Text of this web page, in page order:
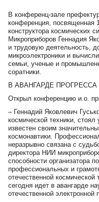
В конференц-зале
конференция, посвященная
конструктора космических
Микроприборов Геннадия
и трудовую деятельность,
микроэлектроники и
семьи, ученые и
соратники.
В АВАНГАРДЕ ПРОГРЕССА
Открыл конференцию и.о.
– Геннадий Яковлевич
космической техники, стоял
известен своим
космонавтики.
неразрывно связана с
директора НИИ
способности организатора
профессиональных и
отечественной
сегодня идет в авангарде
отечественной электронной